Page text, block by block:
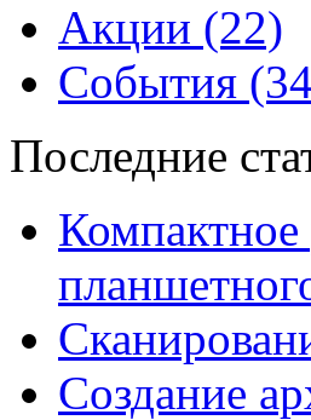
Акции (22)
События
Последние
Создание